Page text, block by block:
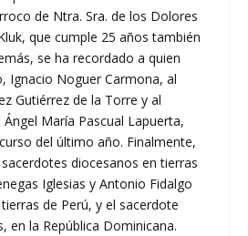
de Ntra. Sra. de los Dolores
que cumple 25 años también
se ha recordado a quien
Ignacio Noguer Carmona, al
Gutiérrez de la Torre y al
María Pascual Lapuerta,
del último año. Finalmente,
diocesanos en tierras
Iglesias y Antonio Fidalgo
de Perú, y el sacerdote
en la República Dominicana.